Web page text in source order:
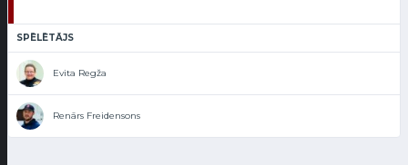
SPĒLĒTĀJS
Evita Regža
Renārs Freidensons